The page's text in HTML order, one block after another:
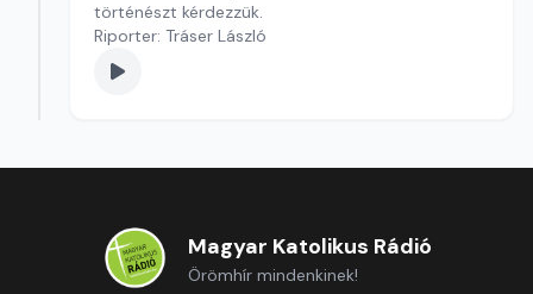
történészt kérdezzük.
Riporter: Tráser László
Magyar Katolikus Rádió
Örömhír mindenkinek!